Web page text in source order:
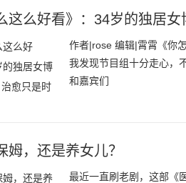
这么好看》：34岁的独居
作者|rose 编辑|霄霄《你
我发现节目组十分走心，
和嘉宾们
姆，还是养女儿？
最近一直刷老剧，这部《